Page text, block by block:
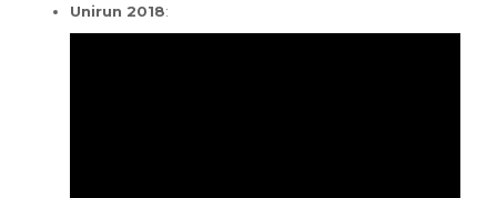
Unirun 2018: